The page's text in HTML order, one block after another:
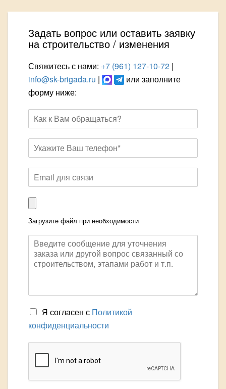
Задать вопрос или оставить заявку
на строительство / изменения
Свяжитесь с нами: +7 (961) 127-10-72 |
info@sk-brigada.ru |
или заполните
форму ниже:
Загрузите файл при необходимости
Я согласен с Политикой
конфиденциальности